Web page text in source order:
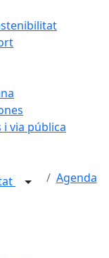
via pública
Agenda